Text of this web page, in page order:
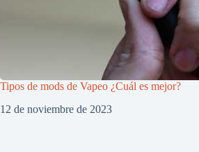
Tipos de mods de Vapeo ¿Cuál es mejor?
12 de noviembre de 2023